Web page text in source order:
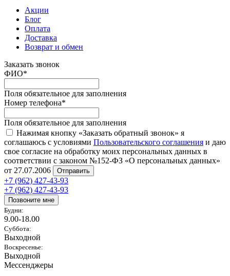
Акции
Блог
Оплата
Доставка
Возврат и обмен
Заказать звонок
ФИО*
Поля обязательное для заполнения
Номер телефона*
Поля обязательное для заполнения
Нажимая кнопку «Заказать обратный звонок» я
соглашаюсь с условиями Пользовательского соглашения и даю
свое согласие на обработку моих персональных данных в
соответствии с законом №152-ФЗ «О персональных данных»
от 27.07.2006
Отправить
+7 (962) 427-43-93
+7 (962) 427-43-93
Позвоните мне
Будни:
9.00-18.00
Суббота:
Выходной
Воскресенье:
Выходной
Мессенджеры